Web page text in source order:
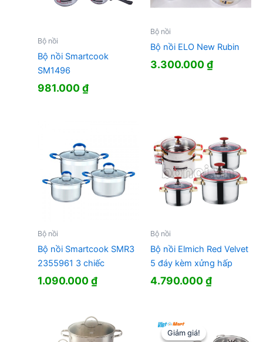
Bộ nồi
Bộ nồi Smartcook
SM1496
981.000₫
Bộ nồi
Bộ nồi ELO New Rubin
3.300.000₫
Bộ nồi
Bộ nồi Smartcook SMR3
2355961 3 chiếc
1.090.000₫
Bộ nồi
Bộ nồi Elmich Red Velvet
5 đáy kèm xửng hấp
4.790.000₫
Giảm giá!
Giảm giá!